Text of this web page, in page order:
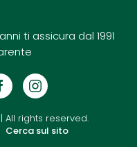
| All rights reserved.
Cerca sul sito